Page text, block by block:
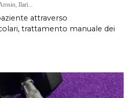
Ilari...
attraverso
trattamento manuale dei